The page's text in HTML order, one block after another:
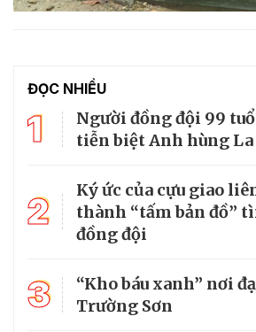
ĐỌC NHIỀU
1
Người đồng đội 99
tiễn biệt Anh hùng La
2
Ký ức của cựu giao
thành “tấm bản đồ”
đồng đội
3
“Kho báu xanh” nơi
Trường Sơn